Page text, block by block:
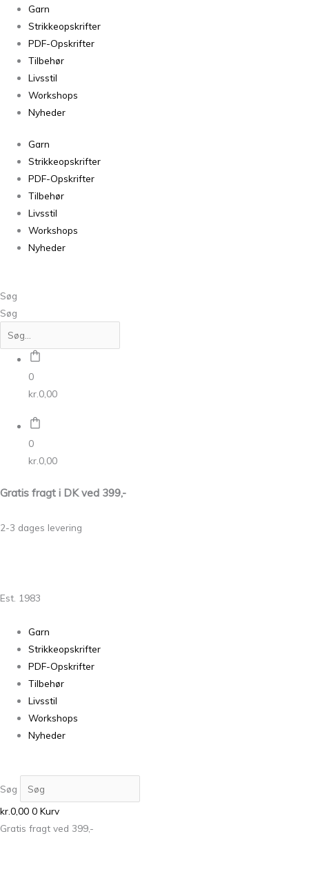
Garn
Strikkeopskrifter
PDF-Opskrifter
Tilbehør
Livsstil
Workshops
Nyheder
Garn
Strikkeopskrifter
PDF-Opskrifter
Tilbehør
Livsstil
Workshops
Nyheder
Søg
Søg
0
kr. 0,00
0
kr. 0,00
Gratis fragt i DK ved 399,-
2-3 dages levering
Est. 1983
Garn
Strikkeopskrifter
PDF-Opskrifter
Tilbehør
Livsstil
Workshops
Nyheder
Søg
kr.0,00 0 Kurv
Gratis fragt ved 399,-